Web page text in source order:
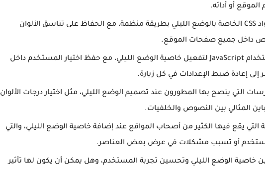
أو أدائه.
معرفة كيفية كتابة أكواد CSS الخاصة بالوضع الليلي بطريقة منظمة، مع الحفاظ على تناسق الألوان
داخل جميع صفحات الموقع.
التعرف على كيفية استخدام JavaScript لتفعيل خاصية الوضع الليلي، مع حفظ اختيار المستخدم داخل
إعادة ضبط الإعدادات في كل زيارة.
التي ينصح بها المطورون عند تصميم الوضع الليلي، مثل اختيار درجات الألوان
المثالي بين النصوص والخلفيات.
التي يقع فيها الكثير من أصحاب المواقع عند إضافة خاصية الوضع الليلي، والتي
أو تسبب مشكلات في عرض بعض العناصر.
خاصية الوضع الليلي وتحسين تجربة المستخدم، وهل يمكن أن يكون لها تأثير